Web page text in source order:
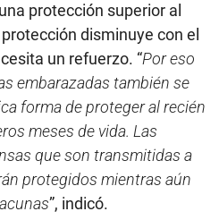
protección superior al
disminuye con el
un refuerzo. “Por eso
embarazadas también se
forma de proteger al recién
meses de vida. Las
que son transmitidas a
protegidos mientras aún
”, indicó.